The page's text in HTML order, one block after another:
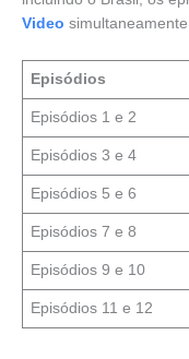
Video simultaneamente.
Episódios
Episódios 1 e 2
Episódios 3 e 4
Episódios 5 e 6
Episódios 7 e 8
Episódios 9 e 10
Episódios 11 e 12